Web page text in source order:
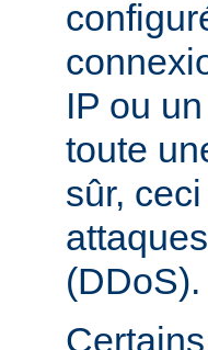
IP ou
toute
sûr,
(DDoS).